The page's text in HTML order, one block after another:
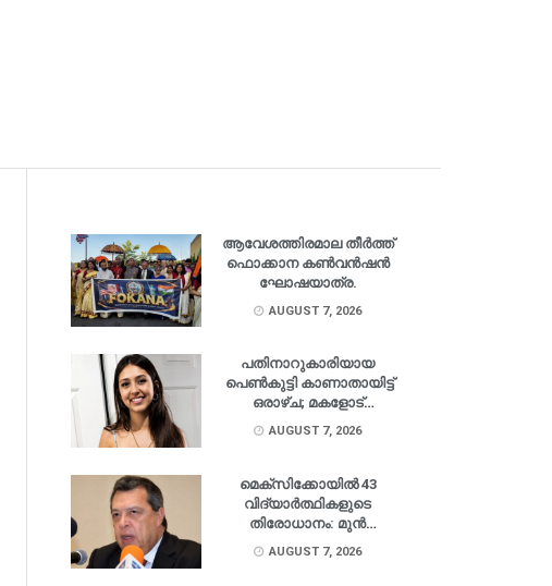
ആവേശത്തിരമാല തീർത്ത്
ഫൊക്കാന കൺവൻഷൻ
ഘോഷയാത്ര.
AUGUST 7, 2026
പതിനാറുകാരിയായ
പെൺകുട്ടി കാണാതായിട്ട്
ഒരാഴ്ച; മകളോട്
തിരിച്ചെത്താൻ
അഭ്യർത്ഥിച്ച് പിതാവ്.
AUGUST 7, 2026
മെക്‌സിക്കോയിൽ 43
വിദ്യാർത്ഥികളുടെ
തിരോധാനം: മുൻ
ഗവർണർ അറസ്റ്റിൽ.
AUGUST 7, 2026